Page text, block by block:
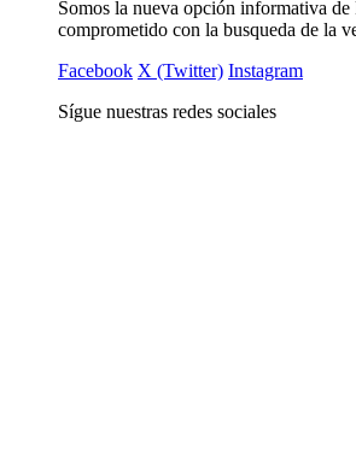
Somos la nueva opción informativa de
comprometido con la busqueda de la
Facebook X (Twitter) Instagram
Sígue nuestras redes sociales